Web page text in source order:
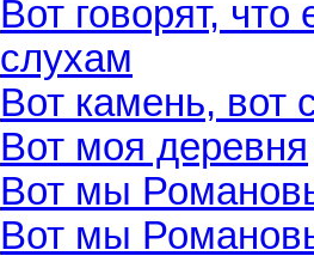
Вот говорят, что
слухам
Вот камень, вот
Вот моя деревня
Вот мы
Вот мы